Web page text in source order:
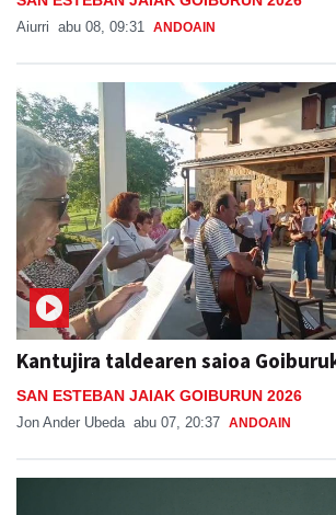
Aiurri abu 08, 09:31 ANDOAIN
Kantujira taldearen saioa
SAN ESTEBAN JAIAK GOIBURUN 2026
Jon Ander Ubeda abu 07, 20:37 ANDOAIN